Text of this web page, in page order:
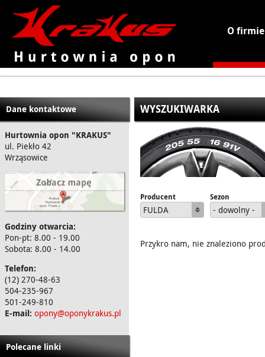
KRAKUS - hurtownia opon
O firmie
Dane kontaktowe
Hurtownia opon "KRAKUS"
ul. Piekło 42
Wrząsowice
Godziny otwarcia:
Pon-pt: 8.00 - 19.00
Sobota: 8.00 - 14.00
Telefon:
(12) 270-48-63
504-235-967
501-249-810
E-mail: opony@oponykrakus.pl
Polecane linki
WYSZUKIWARKA
Producent
FULDA
Sezon
- dowolny -
Przykro nam, nie znaleziono